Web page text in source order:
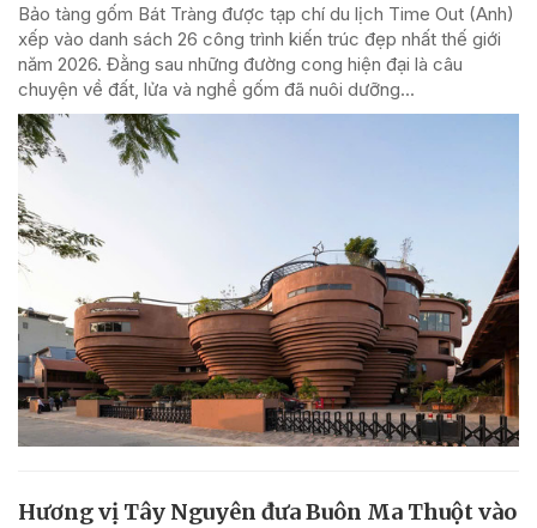
Bảo tàng gốm Bát Tràng được tạp chí du lịch Time Out (Anh)
xếp vào danh sách 26 công trình kiến trúc đẹp nhất thế giới
năm 2026. Đằng sau những đường cong hiện đại là câu
chuyện về đất, lửa và nghề gốm đã nuôi dưỡng...
Hương vị Tây Nguyên đưa Buôn Ma Thuột vào